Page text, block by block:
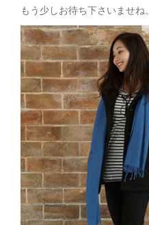
もう少しお待ち下さいませね。